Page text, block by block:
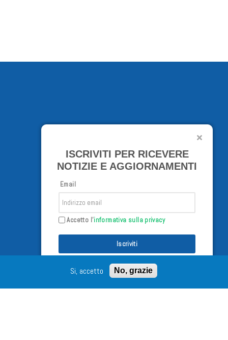
23/02/98 - Tutti i diritti riservati
ISCRIVITI PER RICEVERE
NOTIZIE E AGGIORNAMENTI
Email
Accetto l'informativa sulla privacy
Iscriviti
Si, accetto No, grazie